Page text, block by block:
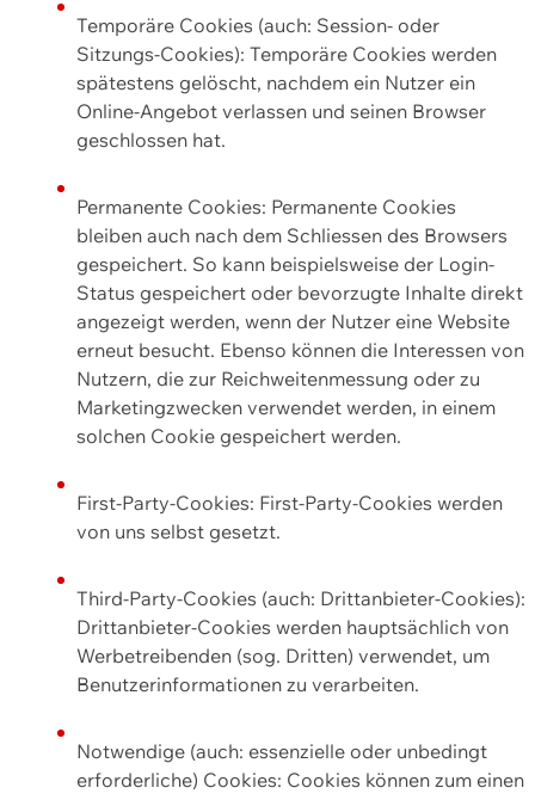
Temporäre Cookies (auch: Session- oder
Sitzungs-Cookies): Temporäre Cookies werden
spätestens gelöscht, nachdem ein Nutzer ein
Online-Angebot verlassen und seinen Browser
geschlossen hat.
Permanente Cookies: Permanente Cookies
bleiben auch nach dem Schliessen des Browsers
gespeichert. So kann beispielsweise der Login-
Status gespeichert oder bevorzugte Inhalte direkt
angezeigt werden, wenn der Nutzer eine Website
erneut besucht. Ebenso können die Interessen von
Nutzern, die zur Reichweitenmessung oder zu
Marketingzwecken verwendet werden, in einem
solchen Cookie gespeichert werden.
First-Party-Cookies: First-Party-Cookies werden
von uns selbst gesetzt.
Third-Party-Cookies (auch: Drittanbieter-Cookies):
Drittanbieter-Cookies werden hauptsächlich von
Werbetreibenden (sog. Dritten) verwendet, um
Benutzerinformationen zu verarbeiten.
Notwendige (auch: essenzielle oder unbedingt
erforderliche) Cookies: Cookies können zum einen